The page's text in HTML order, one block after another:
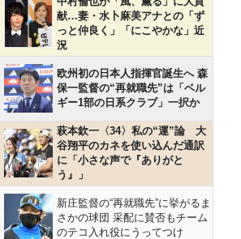
献…妻・水卜麻美アナとの「ず
っと仲良く」「にこやかな」近
況
欧州初の日本人指揮官誕生へ 森
保一監督の“再就職先”は「ベル
ギー1部の日系クラブ」一択か
萩本欽一〈34〉私の“運”論 大
谷翔平のカネを使い込んだ通訳
に「小さな声で『ありがと
う』」
新庄監督の“再就職先”に挙がるま
さかの球団 采配に賛否もチーム
のテコ入れ役にうってつけ